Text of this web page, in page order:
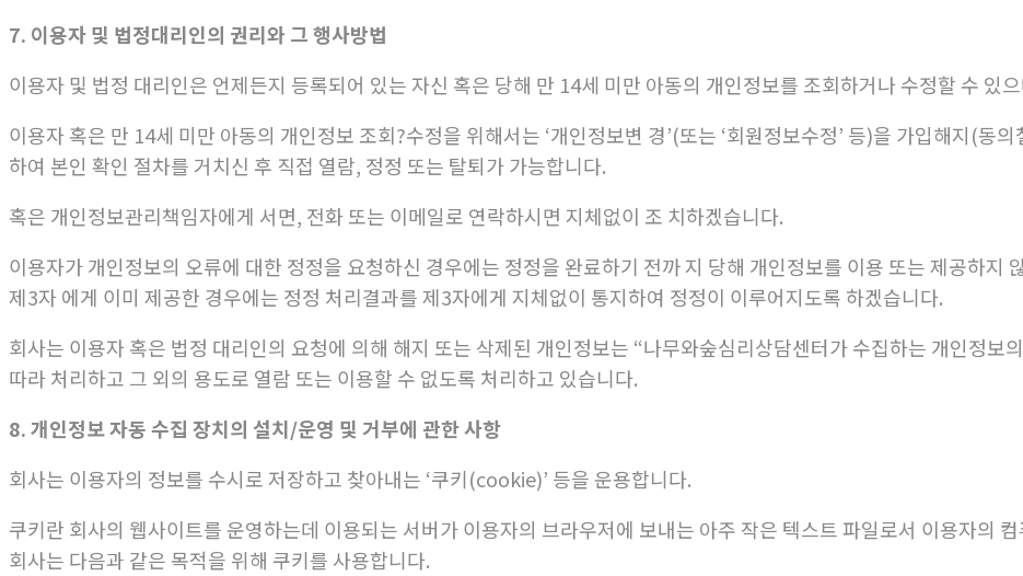
7. 이용자 및 법정대리인의 권리와 그 행사방법
이용자 및 법정 대리인은 언제든지 등록되어 있는 자신 혹은 당해 만 14세 미만 아동의 개인정보를 조회하거나 수정할 수 있
이용자 혹은 만 14세 미만 아동의 개인정보 조회?수정을 위해서는 ‘개인정보변 경’(또는 ‘회원정보수정’ 등)을 가입해지(동
하여 본인 확인 절차를 거치신 후 직접 열람, 정정 또는 탈퇴가 가능합니다.
혹은 개인정보관리책임자에게 서면, 전화 또는 이메일로 연락하시면 지체없이 조 치하겠습니다.
이용자가 개인정보의 오류에 대한 정정을 요청하신 경우에는 정정을 완료하기 전까 지 당해 개인정보를 이용 또는 제공하지
제3자 에게 이미 제공한 경우에는 정정 처리결과를 제3자에게 지체없이 통지하여 정정이 이루어지도록 하겠습니다.
회사는 이용자 혹은 법정 대리인의 요청에 의해 해지 또는 삭제된 개인정보는 “나무와숲심리상담센터가 수집하는 개인정보
따라 처리하고 그 외의 용도로 열람 또는 이용할 수 없도록 처리하고 있습니다.
8. 개인정보 자동 수집 장치의 설치/운영 및 거부에 관한 사항
회사는 이용자의 정보를 수시로 저장하고 찾아내는 ‘쿠키(cookie)’ 등을 운용합니다.
쿠키란 회사의 웹사이트를 운영하는데 이용되는 서버가 이용자의 브라우저에 보내는 아주 작은 텍스트 파일로서 이용자의
회사는 다음과 같은 목적을 위해 쿠키를 사용합니다.